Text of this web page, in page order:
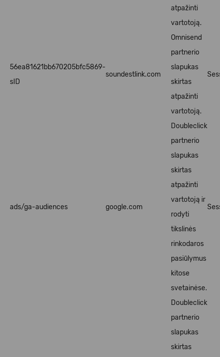
atpažinti
vartotoją.
56ea81621bb670205bfc5869-
sID
soundestlink.com
Omnisend
partnerio
slapukas
skirtas
atpažinti
vartotoją.
ads/ga-audiences google.com
Doubleclick
partnerio
slapukas
skirtas
atpažinti
vartotoją ir
rodyti
tikslinės
rinkodaros
pasiūlymus
kitose
svetainėse.
Doubleclick
partnerio
slapukas
skirtas